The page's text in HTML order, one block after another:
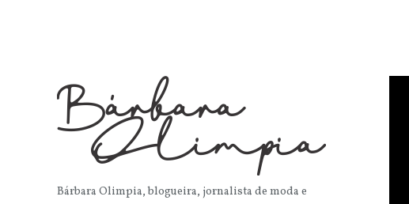
Bárbara Olimpia, blogueira, jornalista de moda e